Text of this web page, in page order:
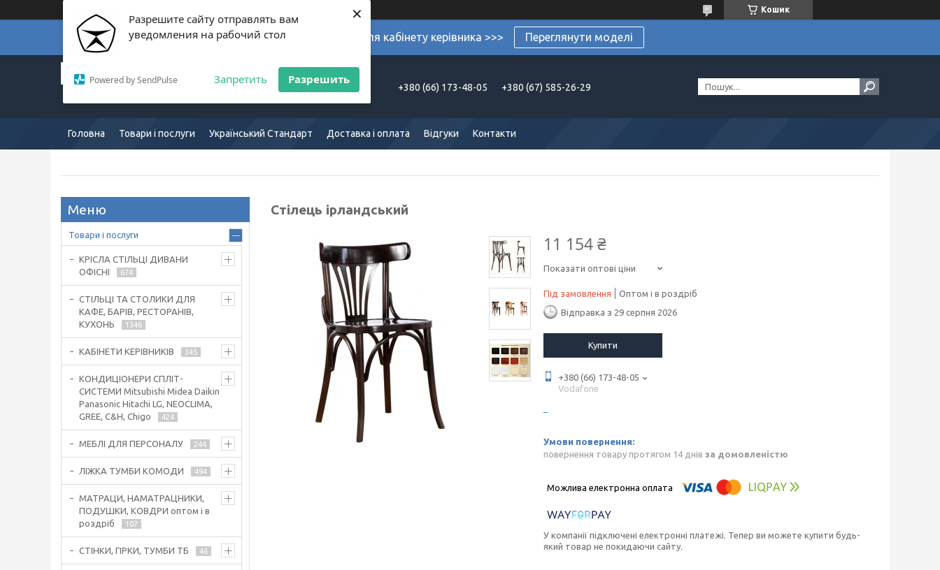
Разрешите сайту отправлять вам
уведомления на рабочий стол
Powered by SendPulse Запретить Разрешить
× Кошик
Супермеблі для кабінету керівника >>> Переглянути моделі
Український Стандарт:
Європейська якість:
+380 (66) 173-48-05 +380 (67) 585-26-29
Головна Товари і послуги Український Стандарт Доставка і оплата Відгуки Контакти
Стілець ірландський
11 154 ₴
Показати оптові ціни
Під замовлення
Оптом і в роздріб
Відправка з 29 серпня 2026
Купити
+380 (66) 173-48-05
Vodafone
повернення товару протягом 14 днів за домовленістю
У компанії підключені електронні платежі. Тепер ви можете купити будь-
який товар не покидаючи сайту.
Товари і послуги
КРІСЛА СТІЛЬЦІ ДИВАНИ
ОФІСНІ
674
СТІЛЬЦІ ТА СТОЛИКИ ДЛЯ
КАФЕ, БАРІВ, РЕСТОРАНІВ,
КУХОНЬ
1346
КАБІНЕТИ КЕРІВНИКІВ 345
КОНДИЦІОНЕРИ СПЛІТ-
СИСТЕМИ Mitsubishi Midea Daikin
Panasonic Hitachi LG, NEOCLIMA,
GREE, C&H, Chigo
424
МЕБЛІ ДЛЯ ПЕРСОНАЛУ 244
ЛІЖКА ТУМБИ КОМОДИ 494
МАТРАЦИ, НАМАТРАЦНИКИ,
ПОДУШКИ, КОВДРИ оптом і в
роздріб
107
СТІНКИ, ГІРКИ, ТУМБИ ТБ 46